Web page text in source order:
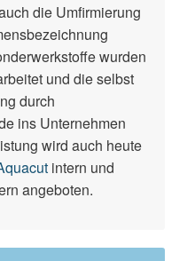
die Umfirmierung
wurden
und die selbst
durch
ins Unternehmen
wird auch heute
intern und
angeboten.